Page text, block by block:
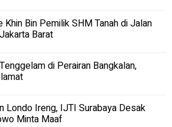
Khin Bin Pemilik SHM Tanah di Jalan
Barat
di Perairan Bangkalan,
Londo Ireng, IJTI Surabaya Desak
Minta Maaf